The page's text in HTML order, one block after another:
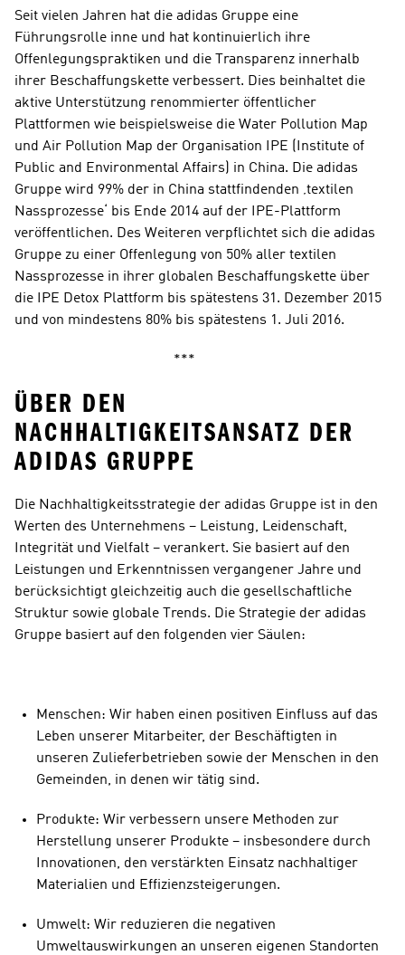
Seit vielen Jahren hat die adidas Gruppe eine
Führungsrolle inne und hat kontinuierlich ihre
Offenlegungspraktiken und die Transparenz innerhalb
ihrer Beschaffungskette verbessert. Dies beinhaltet die
aktive Unterstützung renommierter öffentlicher
Plattformen wie beispielsweise die Water Pollution Map
und Air Pollution Map der Organisation IPE (Institute of
Public and Environmental Affairs) in China. Die adidas
Gruppe wird 99% der in China stattfindenden ‚textilen
Nassprozesse‘ bis Ende 2014 auf der IPE-Plattform
veröffentlichen. Des Weiteren verpflichtet sich die adidas
Gruppe zu einer Offenlegung von 50% aller textilen
Nassprozesse in ihrer globalen Beschaffungskette über
die IPE Detox Plattform bis spätestens 31. Dezember 2015
und von mindestens 80% bis spätestens 1. Juli 2016.
***
ÜBER DEN
NACHHALTIGKEITSANSATZ DER
ADIDAS GRUPPE
Die Nachhaltigkeitsstrategie der adidas Gruppe ist in den
Werten des Unternehmens – Leistung, Leidenschaft,
Integrität und Vielfalt – verankert. Sie basiert auf den
Leistungen und Erkenntnissen vergangener Jahre und
berücksichtigt gleichzeitig auch die gesellschaftliche
Struktur sowie globale Trends. Die Strategie der adidas
Gruppe basiert auf den folgenden vier Säulen:
Menschen: Wir haben einen positiven Einfluss auf das
Leben unserer Mitarbeiter, der Beschäftigten in
unseren Zulieferbetrieben sowie der Menschen in den
Gemeinden, in denen wir tätig sind.
Produkte: Wir verbessern unsere Methoden zur
Herstellung unserer Produkte – insbesondere durch
Innovationen, den verstärkten Einsatz nachhaltiger
Materialien und Effizienzsteigerungen.
Umwelt: Wir reduzieren die negativen
Umweltauswirkungen an unseren eigenen Standorten